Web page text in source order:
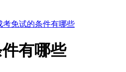
考免试的条件有哪些
有哪些